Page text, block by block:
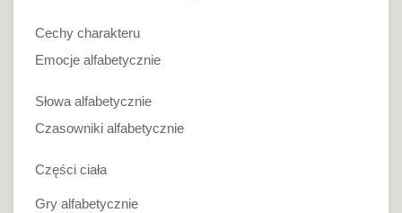
Cechy charakteru
Emocje alfabetycznie
Słowa alfabetycznie
Czasowniki alfabetycznie
Części ciała
Gry alfabetycznie